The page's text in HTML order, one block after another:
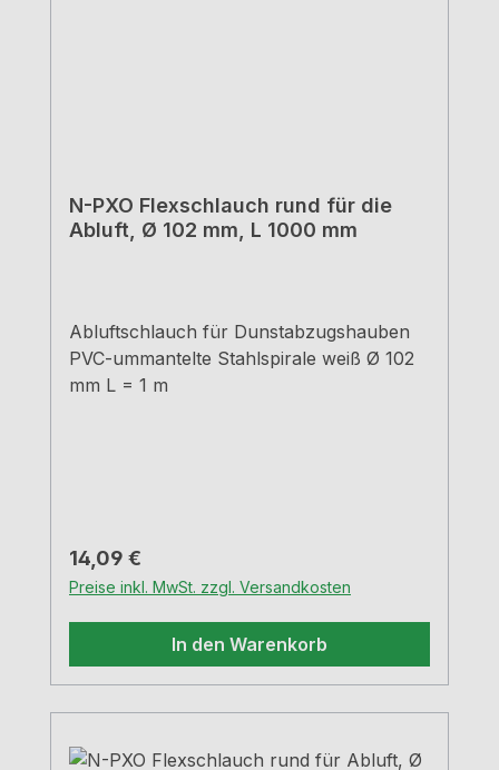
N-PXO Flexschlauch rund für die
Abluft, Ø 102 mm, L 1000 mm
Abluftschlauch für Dunstabzugshauben
PVC-ummantelte Stahlspirale weiß Ø 102
mm L = 1 m
Regulärer Preis:
14,09 €
Preise inkl. MwSt. zzgl. Versandkosten
In den Warenkorb